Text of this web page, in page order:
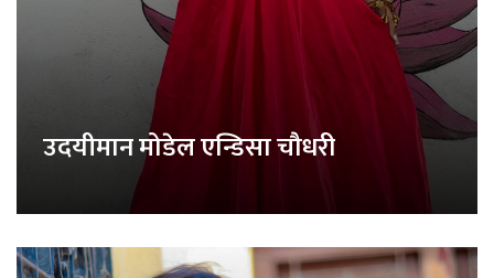
उदयीमान मोडेल एन्डिसा चौधरी